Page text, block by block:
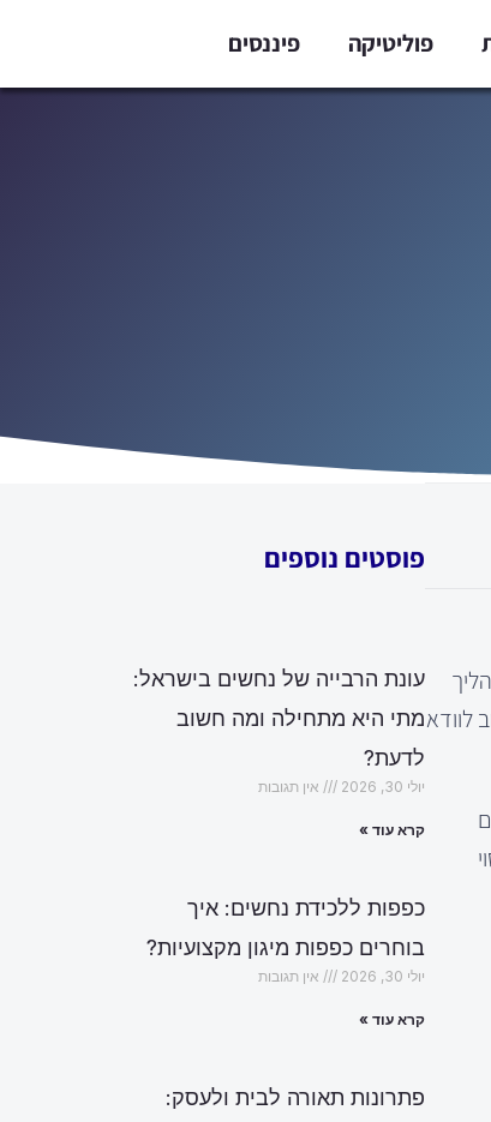
פוליטיקה פיננסים
לוודא
פוסטים נוספים
עונת הרבייה של נחשים בישראל:
מתי היא מתחילה ומה חשוב
לדעת?
יולי 30, 2026 אין תגובות
קרא עוד »
כפפות ללכידת נחשים: איך
בוחרים כפפות מיגון מקצועיות?
יולי 30, 2026 אין תגובות
קרא עוד »
פתרונות תאורה לבית ולעסק: